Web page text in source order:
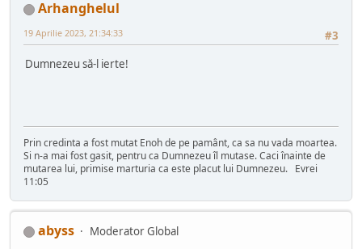
Arhanghelul
#3
19 Aprilie 2023, 21:34:33
Dumnezeu să-l ierte!
Prin credinta a fost mutat Enoh de pe pamânt, ca sa nu vada moartea.
Si n-a mai fost gasit, pentru ca Dumnezeu îl mutase. Caci înainte de
mutarea lui, primise marturia ca este placut lui Dumnezeu. Evrei
11:05
abyss
Moderator Global